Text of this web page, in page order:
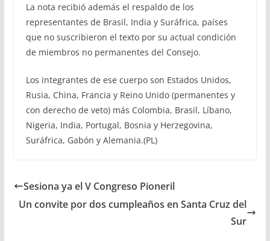
La nota recibió además el respaldo de los
representantes de Brasil, India y Suráfrica, países
que no suscribieron el texto por su actual condición
de miembros no permanentes del Consejo.
Los integrantes de ese cuerpo son Estados Unidos,
Rusia, China, Francia y Reino Unido (permanentes y
con derecho de veto) más Colombia, Brasil, Líbano,
Nigeria, India, Portugal, Bosnia y Herzegovina,
Suráfrica, Gabón y Alemania.(PL)
Sesiona ya el V Congreso Pioneril
Un convite por dos cumpleaños en Santa Cruz del
Sur